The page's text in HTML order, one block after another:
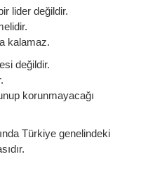
lider değildir.
kalamaz.
değildir.
korunmayacağı
Türkiye genelindeki